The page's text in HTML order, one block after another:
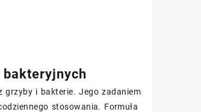
grzyby i bakterie. Jego zadaniem
stosowania. Formuła